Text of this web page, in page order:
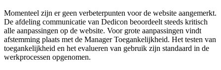
Momenteel zijn er geen verbeterpunten voor de website aangemerkt.
De afdeling communicatie van Dedicon beoordeelt steeds kritisch
alle aanpassingen op de website. Voor grote aanpassingen vindt
afstemming plaats met de Manager Toegankelijkheid. Het testen van
toegankelijkheid en het evalueren van gebruik zijn standaard in de
werkprocessen opgenomen.